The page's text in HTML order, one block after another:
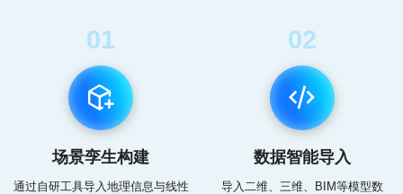
01
场景孪生构建
通过自研工具导入地理信息与线性
02
数据智能导入
导入二维、三维、BIM等模型数